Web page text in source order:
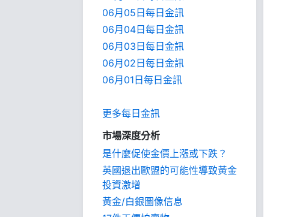
06月05日每日金訊
06月04日每日金訊
06月03日每日金訊
06月02日每日金訊
06月01日每日金訊
更多每日金訊
市場深度分析
是什麼促使金價上漲或下跌？
英國退出歐盟的可能性導致黃金
投資激增
黃金/白銀圖像信息